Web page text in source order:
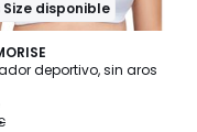
Size disponible
deportivo, sin aros